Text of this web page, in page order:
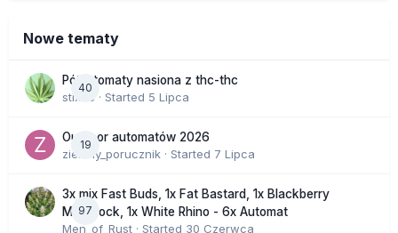
Nowe tematy
40
Półautomaty nasiona z thc-thc
stix33 · Started 5 Lipca
19
Outdoor automatów 2026
zielony_porucznik · Started 7 Lipca
97
3x mix Fast Buds, 1x Fat Bastard, 1x Blackberry
Moonrock, 1x White Rhino - 6x Automat
Men_of_Rust · Started 30 Czerwca